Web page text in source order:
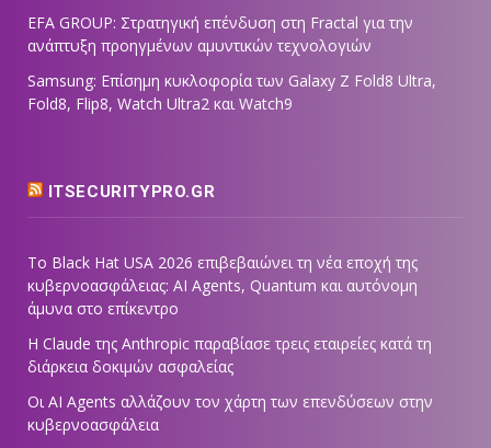
EFA GROUP: Στρατηγική επένδυση στη Fractal για την
ανάπτυξη προηγμένων αμυντικών τεχνολογιών
Samsung: Επίσημη κυκλοφορία των Galaxy Z Fold8 Ultra,
Fold8, Flip8, Watch Ultra2 και Watch9
ITSECURITYPRO.GR
Το Black Hat USA 2026 επιβεβαιώνει τη νέα εποχή της
κυβερνοασφάλειας: AI Agents, Quantum και αυτόνομη
άμυνα στο επίκεντρο
Η Claude της Anthropic παραβίασε τρεις εταιρείες κατά τη
διάρκεια δοκιμών ασφαλείας
Οι AI Agents αλλάζουν τον χάρτη των επενδύσεων στην
κυβερνοασφάλεια